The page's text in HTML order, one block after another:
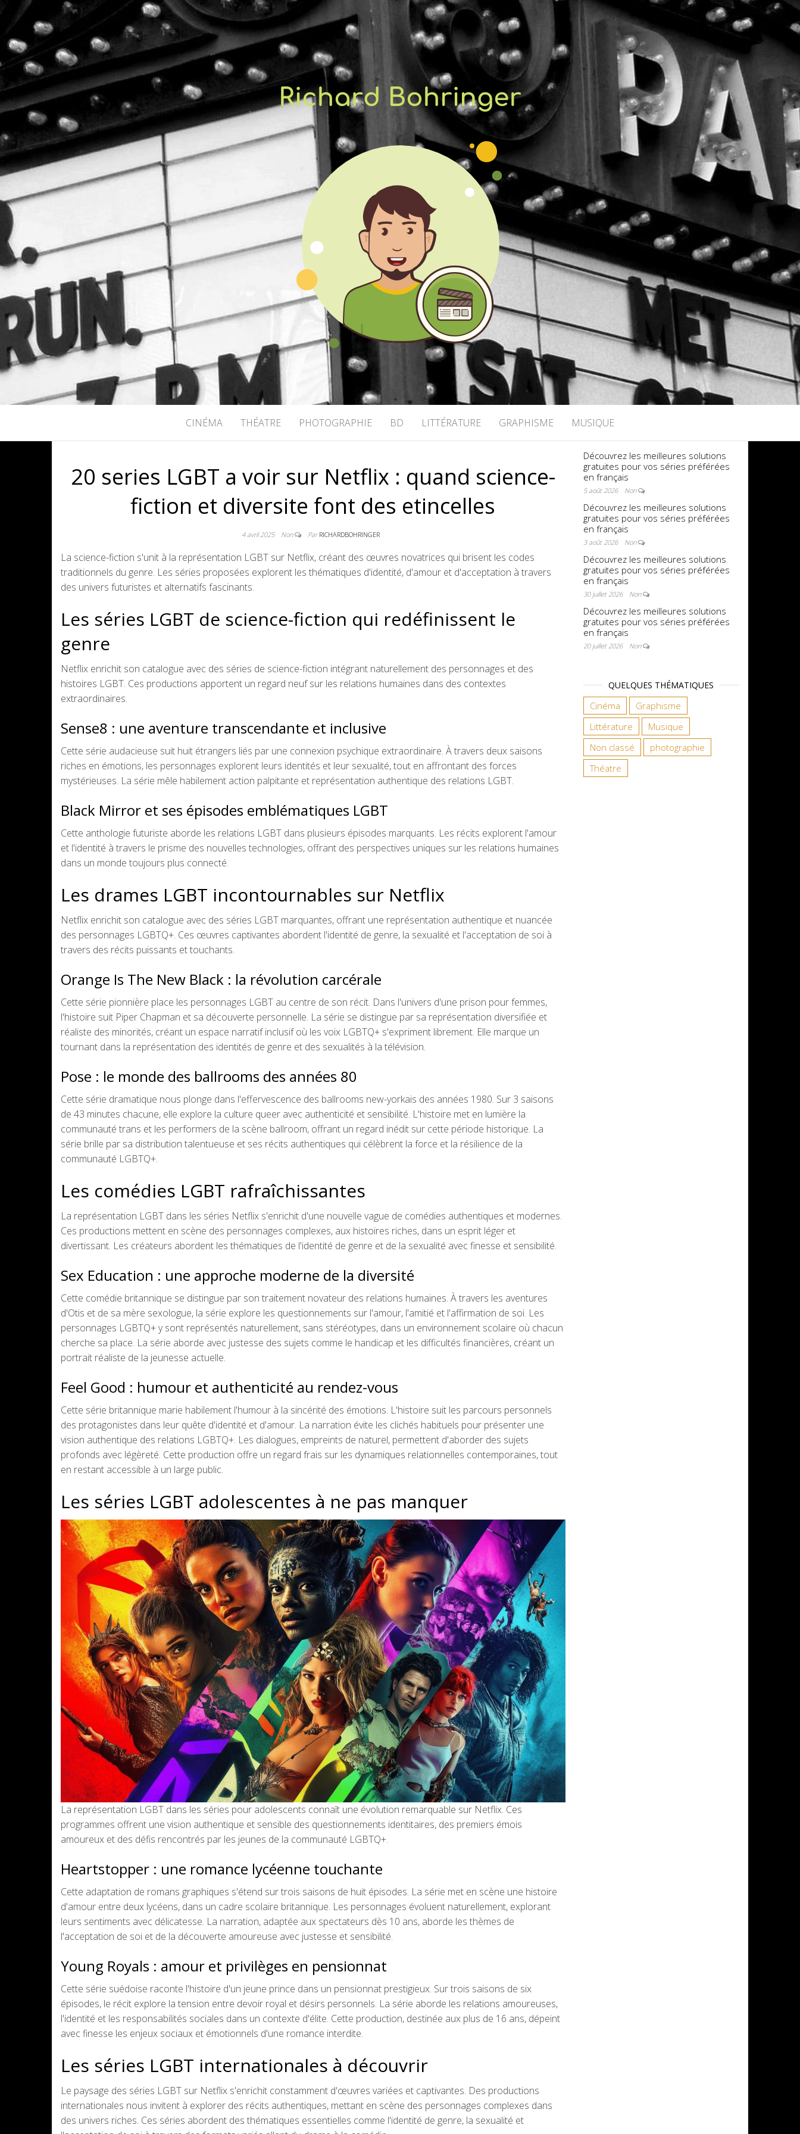
RICHARD BOHRINGER
CINÉMA THÉATRE PHOTOGRAPHIE BD LITTÉRATURE GRAPHISME MUSIQUE
20 series LGBT a voir sur Netflix : quand science-
fiction et diversite font des etincelles
4 avril 2025 Non ParRICHARDBOHRINGER
La science-fiction s'unit à la représentation LGBT sur Netflix, créant des œuvres novatrices qui brisent les codes
traditionnels du genre. Les séries proposées explorent les thématiques d'identité, d'amour et d'acceptation à travers
des univers futuristes et alternatifs fascinants.
Les séries LGBT de science-fiction qui redéfinissent le
genre
Netflix enrichit son catalogue avec des séries de science-fiction intégrant naturellement des personnages et des
histoires LGBT. Ces productions apportent un regard neuf sur les relations humaines dans des contextes
extraordinaires.
Sense8 : une aventure transcendante et inclusive
Cette série audacieuse suit huit étrangers liés par une connexion psychique extraordinaire. À travers deux saisons
riches en émotions, les personnages explorent leurs identités et leur sexualité, tout en affrontant des forces
mystérieuses. La série mêle habilement action palpitante et représentation authentique des relations LGBT.
Black Mirror et ses épisodes emblématiques LGBT
Cette anthologie futuriste aborde les relations LGBT dans plusieurs épisodes marquants. Les récits explorent l'amour
et l'identité à travers le prisme des nouvelles technologies, offrant des perspectives uniques sur les relations humaines
dans un monde toujours plus connecté.
Les drames LGBT incontournables sur Netflix
Netflix enrichit son catalogue avec des séries LGBT marquantes, offrant une représentation authentique et nuancée
des personnages LGBTQ+. Ces œuvres captivantes abordent l'identité de genre, la sexualité et l'acceptation de soi à
travers des récits puissants et touchants.
Orange Is The New Black : la révolution carcérale
Cette série pionnière place les personnages LGBT au centre de son récit. Dans l'univers d'une prison pour femmes,
l'histoire suit Piper Chapman et sa découverte personnelle. La série se distingue par sa représentation diversifiée et
réaliste des minorités, créant un espace narratif inclusif où les voix LGBTQ+ s'expriment librement. Elle marque un
tournant dans la représentation des identités de genre et des sexualités à la télévision.
Pose : le monde des ballrooms des années 80
Cette série dramatique nous plonge dans l'effervescence des ballrooms new-yorkais des années 1980. Sur 3 saisons
de 43 minutes chacune, elle explore la culture queer avec authenticité et sensibilité. L'histoire met en lumière la
communauté trans et les performers de la scène ballroom, offrant un regard inédit sur cette période historique. La
série brille par sa distribution talentueuse et ses récits authentiques qui célèbrent la force et la résilience de la
communauté LGBTQ+.
Les comédies LGBT rafraîchissantes
La représentation LGBT dans les séries Netflix s'enrichit d'une nouvelle vague de comédies authentiques et modernes.
Ces productions mettent en scène des personnages complexes, aux histoires riches, dans un esprit léger et
divertissant. Les créateurs abordent les thématiques de l'identité de genre et de la sexualité avec finesse et sensibilité.
Sex Education : une approche moderne de la diversité
Cette comédie britannique se distingue par son traitement novateur des relations humaines. À travers les aventures
d'Otis et de sa mère sexologue, la série explore les questionnements sur l'amour, l'amitié et l'affirmation de soi. Les
personnages LGBTQ+ y sont représentés naturellement, sans stéréotypes, dans un environnement scolaire où chacun
cherche sa place. La série aborde avec justesse des sujets comme le handicap et les difficultés financières, créant un
portrait réaliste de la jeunesse actuelle.
Feel Good : humour et authenticité au rendez-vous
Cette série britannique marie habilement l'humour à la sincérité des émotions. L'histoire suit les parcours personnels
des protagonistes dans leur quête d'identité et d'amour. La narration évite les clichés habituels pour présenter une
vision authentique des relations LGBTQ+. Les dialogues, empreints de naturel, permettent d'aborder des sujets
profonds avec légèreté. Cette production offre un regard frais sur les dynamiques relationnelles contemporaines, tout
en restant accessible à un large public.
Les séries LGBT adolescentes à ne pas manquer
La représentation LGBT dans les séries pour adolescents connaît une évolution remarquable sur Netflix. Ces
programmes offrent une vision authentique et sensible des questionnements identitaires, des premiers émois
amoureux et des défis rencontrés par les jeunes de la communauté LGBTQ+.
Heartstopper : une romance lycéenne touchante
Cette adaptation de romans graphiques s'étend sur trois saisons de huit épisodes. La série met en scène une histoire
d'amour entre deux lycéens, dans un cadre scolaire britannique. Les personnages évoluent naturellement, explorant
leurs sentiments avec délicatesse. La narration, adaptée aux spectateurs dès 10 ans, aborde les thèmes de
l'acceptation de soi et de la découverte amoureuse avec justesse et sensibilité.
Young Royals : amour et privilèges en pensionnat
Cette série suédoise raconte l'histoire d'un jeune prince dans un pensionnat prestigieux. Sur trois saisons de six
épisodes, le récit explore la tension entre devoir royal et désirs personnels. La série aborde les relations amoureuses,
l'identité et les responsabilités sociales dans un contexte d'élite. Cette production, destinée aux plus de 16 ans, dépeint
avec finesse les enjeux sociaux et émotionnels d'une romance interdite.
Les séries LGBT internationales à découvrir
Le paysage des séries LGBT sur Netflix s'enrichit constamment d'œuvres variées et captivantes. Des productions
internationales nous invitent à explorer des récits authentiques, mettant en scène des personnages complexes dans
des univers riches. Ces séries abordent des thématiques essentielles comme l'identité de genre, la sexualité et
Découvrez les meilleures solutions
gratuites pour vos séries préférées
en français
5 août 2026 Non
Découvrez les meilleures solutions
gratuites pour vos séries préférées
en français
3 août 2026 Non
Découvrez les meilleures solutions
gratuites pour vos séries préférées
en français
30 juillet 2026 Non
Découvrez les meilleures solutions
gratuites pour vos séries préférées
en français
20 juillet 2026 Non
QUELQUES THÉMATIQUES
Cinéma
Graphisme
Littérature
Musique
Non classé
photographie
Théatre